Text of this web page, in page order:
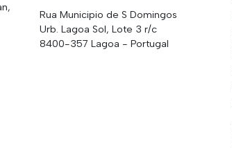
Rua Municipio de S Domingos
Urb. Lagoa Sol, Lote 3 r/c
8400-357 Lagoa - Portugal